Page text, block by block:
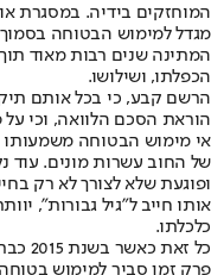
המוחזקים בידיה. במסגרת
מגדל למימוש הבטוחה
המתינה שנים רבות מאוד
הכפלתו, ושילושו.
הרשם קבע, כי בכל אותם
הוראת הסכם הלוואה, וכי
אי מימוש הבטוחה
של החוב עשרות מונים. עוד
ופוגעת שלא לצורך לא רק
אותו חייב ל"גיל גבורות",
כלכלתו.
כל
פרק זמן סביר למימוש